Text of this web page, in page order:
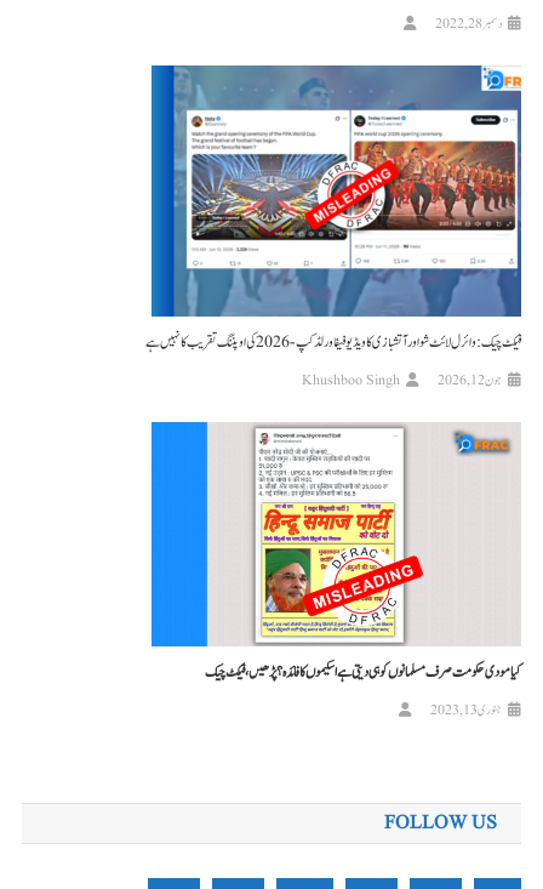
دسمبر 28, 2022
فیکٹ چیک: وائرل لائٹ شو اور آتشبازی کا ویڈیو فیفا ورلڈ کپ-2026 کی اوپننگ تقریب کا نہیں ہے
جون 12, 2026 Khushboo Singh
کیا مودی حکومت صرف مسلمانوں کو ہی دیتی ہے اسکیموں کا فائدہ؟ پڑھیں، فیکٹ چیک
جنوری 13, 2023
FOLLOW US